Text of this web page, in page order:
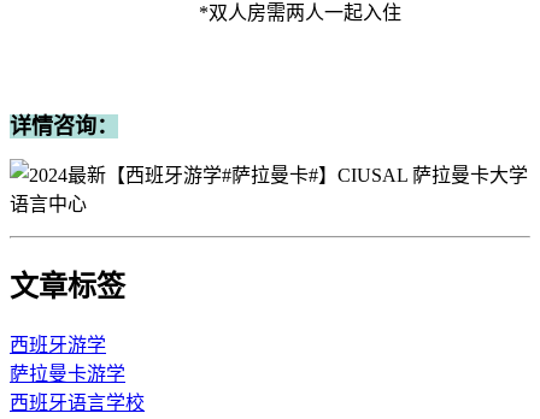
*双人房需两人一起入住
详情咨询：
文章标签
西班牙游学
萨拉曼卡游学
西班牙语言学校